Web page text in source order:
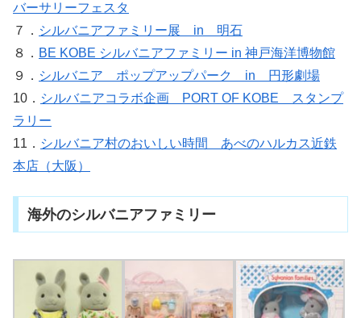
バーサリーフェスタ
７． シルバニアファミリー展 in 明石
８． BE KOBE シルバニアファミリー in 神戸海洋博物館
９． シルバニア ポップアップパーク in 円形劇場
10． シルバニアコラボ企画 PORT OF KOBE スタンプ
ラリー
11． シルバニア村のおいしい時間 あべのハルカス近鉄
本店（大阪）
海外のシルバニアファミリー